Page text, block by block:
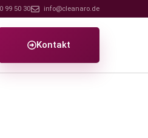
99 50 30 info@cleanaro.de
Kontakt